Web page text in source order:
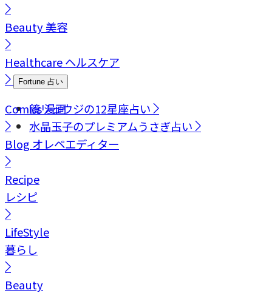
Beauty美容
Healthcareヘルスケア
Fortune 占い
鏡リュウジの12星座占い
水晶玉子のプレミアムうさぎ占い
Comics漫画
Blog オレペエディター
Recipe
レシピ
LifeStyle
暮らし
Beauty